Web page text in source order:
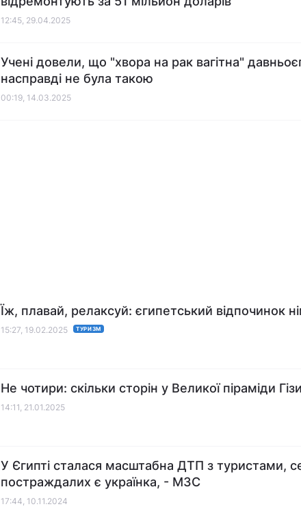
12:45, 29.04.2025
Учені довели, що "хвора на рак вагітна"
насправді не була такою
00:19, 14.03.2025
Їж, плавай, релаксуй: єгипетський відпочинок
15:27, 19.02.2025 ТУРИЗМ
Не чотири: скільки сторін у Великої піраміди Гізи
14:11, 21.01.2025
У Єгипті сталася масштабна ДТП з туристами,
постраждалих є українка, - МЗС
17:44, 10.11.2024